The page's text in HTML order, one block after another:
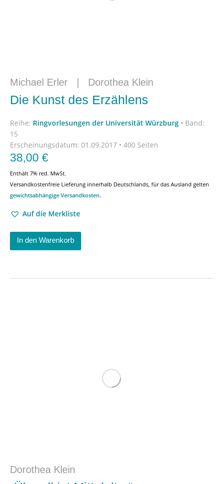
Michael Erler Dorothea Klein
Die Kunst des Erzählens
Reihe: Ringvorlesungen der Universität Würzburg • Band:
15
Erscheinungsdatum: 01.09.2017 • 400 Seiten
38,00 €
Enthält 7% red. MwSt.
Versandkostenfreie Lieferung innerhalb Deutschlands, für das Ausland gelten
gewichtsabhängige Versandkosten.
Auf die Merkliste
In den Warenkorb
Dorothea Klein